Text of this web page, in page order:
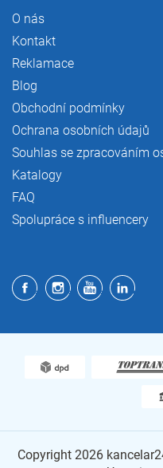
O nás
Kontakt
Reklamace
Blog
Obchodní podmínky
Ochrana osobních údajů
Souhlas se zpracováním
Katalogy
FAQ
Spolupráce s influencery
Copyright 2026